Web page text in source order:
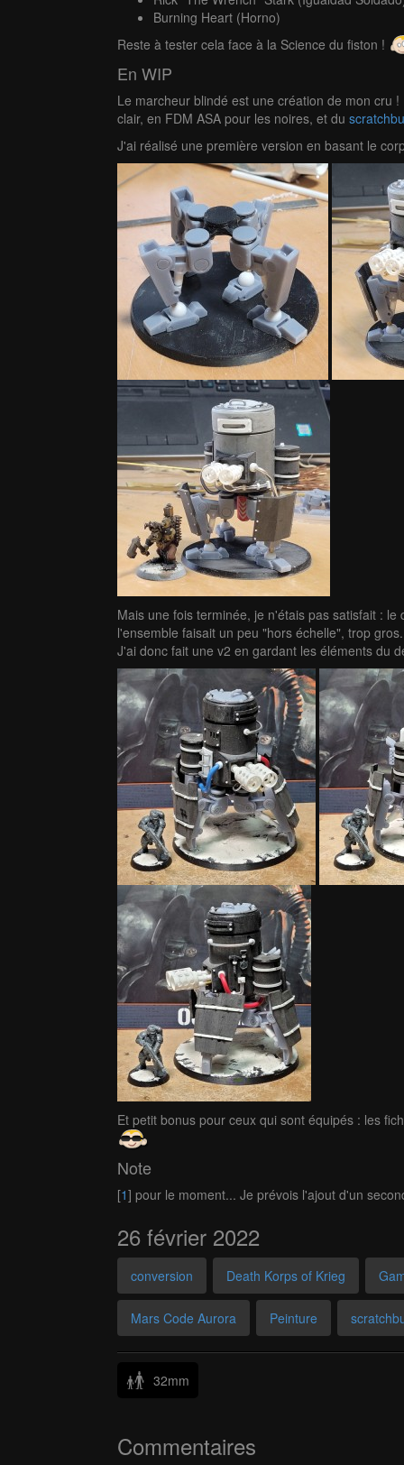
Burning Heart (Horno)
Reste à tester cela face à la Science du fiston !
En WIP
Le marcheur blindé est une création de mon cru
clair, en FDM ASA pour les noires, et du
J'ai réalisé une première version en basant le
Mais une fois terminée, je n'étais pas satisfait :
l'ensemble faisait un peu "hors échelle", trop gros.
J'ai donc fait une v2 en gardant les éléments du
Et petit bonus pour ceux qui sont équipés : les
Note
[1] pour le moment... Je prévois l'ajout d'un
26 février 2022
conversion Death Korps of Krieg
Mars Code Aurora Peinture
32mm
Commentaires